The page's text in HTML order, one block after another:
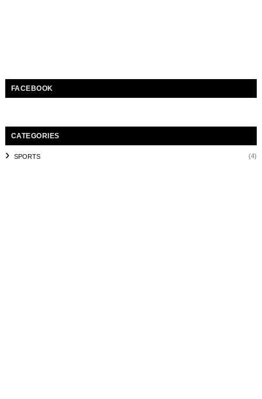
FACEBOOK
CATEGORIES
SPORTS (4)